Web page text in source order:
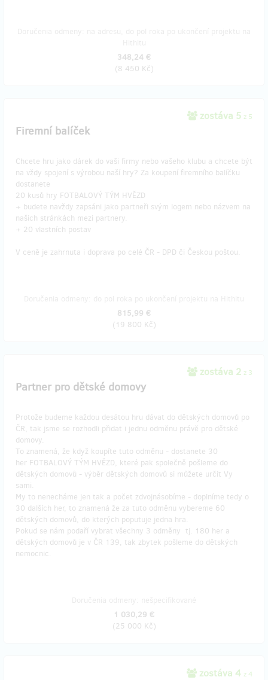
348,24 €
(8 450 Kč)
zostáva 5 z 5
Firemní balíček
Chcete hru jako dárek do vaši firmy nebo vašeho klubu a chcete být
na vždy spojení s výrobou naší hry? Za koupení firemního balíčku
dostanete
20 kusů hry FOTBALOVÝ TÝM HVĚZD
+ budete navždy zapsáni jako partneři svým logem nebo názvem na
našich stránkách mezi partnery.
+ 20 vlastních postav
V ceně je zahrnuta i doprava po celé ČR - DPD či Českou poštou.
815,99 €
(19 800 Kč)
zostáva 2 z 3
Partner pro dětské domovy
Protože budeme každou desátou hru dávat do dětských domovů po
ČR, tak jsme se rozhodli přidat i jednu odměnu právě pro dětské
domovy.
To znamená, že když koupíte tuto odměnu - dostanete 30
her FOTBALOVÝ TÝM HVĚZD, které pak společně pošleme do
dětských domovů - výběr dětských domovů si můžete určit Vy
sami.
My to nenecháme jen tak a počet zdvojnásobíme - doplníme tedy o
30 dalších her, to znamená že za tuto odměnu vybereme 60
dětských domovů, do kterých poputuje jedna hra.
Pokud se nám podaří vybrat všechny 3 odměny tj. 180 her a
dětských domovů je v ČR 139, tak zbytek pošleme do dětských
nemocnic.
1 030,29 €
(25 000 Kč)
zostáva 4 z 4